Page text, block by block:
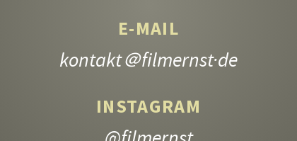
E-MAIL
kontakt＠filmernst·de
INSTAGRAM